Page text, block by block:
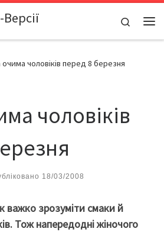
Search
очима чоловіків перед 8 березня
чоловіків
18/03/2008
важко зрозуміти смаки й
Тож напередодні жіночого